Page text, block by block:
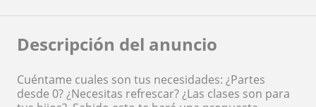
Descripción del anuncio
Cuéntame cuales son tus necesidades: ¿Partes
desde 0? ¿Necesitas refrescar? ¿Las clases son para